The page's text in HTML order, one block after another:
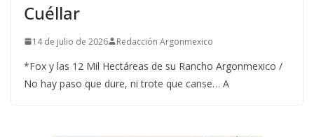
Cuéllar
14 de julio de 2026 Redacción Argonmexico
*Fox y las 12 Mil Hectáreas de su Rancho Argonmexico /
No hay paso que dure, ni trote que canse… A